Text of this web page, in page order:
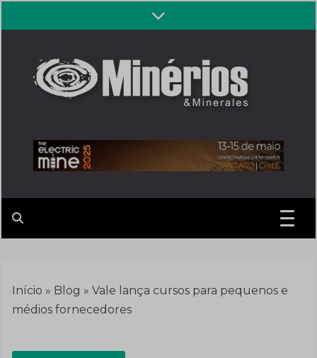
to
Revista
Minérios &
Minerales
Início » Blog » Vale lança cursos para pequenos e
médios fornecedores